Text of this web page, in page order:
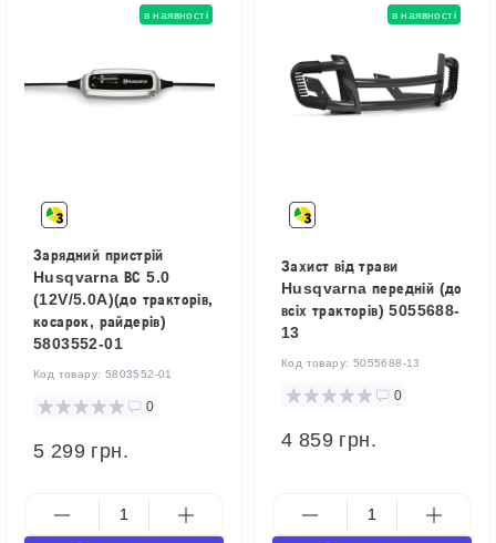
в наявності
Зарядний пристрій
Husqvarna ВС 5.0
(12V/5.0A)(до тракторів,
косарок, райдерів)
5803552-01
Код товару: 5803552-01
0
5 299 грн.
в наявності
Захист від трави
Husqvarna передній (до
всіх тракторів) 5055688-
13
Код товару: 5055688-13
0
4 859 грн.